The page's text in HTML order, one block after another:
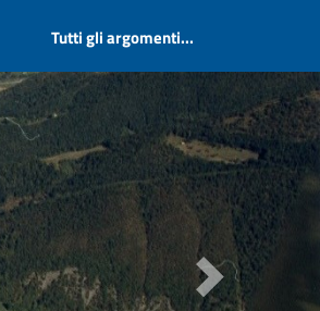
Tutti gli argomenti...
Next